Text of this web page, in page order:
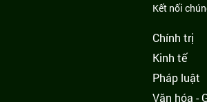
Kết nối
Chính trị
Kinh tế
Pháp luật
Văn hóa -